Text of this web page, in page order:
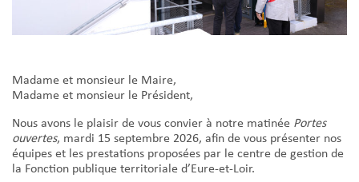
Madame et monsieur le Maire,
Madame et monsieur le Président,
Nous avons le plaisir de vous convier à notre matinée Portes
ouvertes, mardi 15 septembre 2026, afin de vous présenter nos
équipes et les prestations proposées par le centre de gestion de
la Fonction publique territoriale d’Eure-et-Loir.